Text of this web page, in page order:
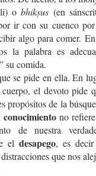
obhikṣus (en
ir con su cuenco
algo para comer.
la palabra es
su comida.
se pide en ella. En
el devoto pide
propósitos de la
conocimientono
de nuestra
el desapego, es
que nos